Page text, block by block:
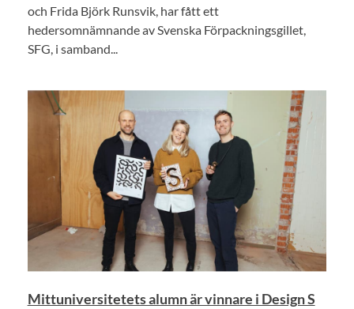
och Frida Björk Runsvik, har fått ett
hedersomnämnande av Svenska Förpackningsgillet,
SFG, i samband...
Mittuniversitetets alumn är vinnare i Design S